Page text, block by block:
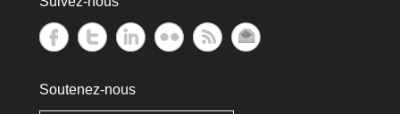
Soutenez-nous